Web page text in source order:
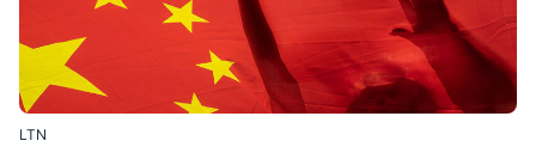
LTN